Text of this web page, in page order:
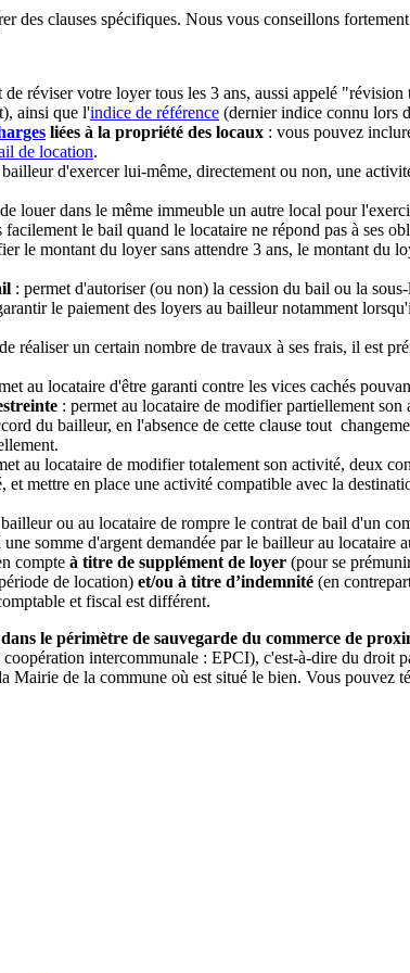
des clauses spécifiques. Nous vous conseillons
de réviser votre loyer tous les 3 ans, aussi appelé
ainsi que l'indice de référence (dernier indice connu lors
liées à la propriété des locaux : vous pouvez
de location.
d'exercer lui-même, directement ou non, une
louer dans le même immeuble un autre local pour
facilement le bail quand le locataire ne répond pas à ses
le montant du loyer sans attendre 3 ans, le montant du
: permet d'autoriser (ou non) la cession du bail ou la
le paiement des loyers au bailleur notamment
réaliser un certain nombre de travaux à ses frais, il est
au locataire d'être garanti contre les vices cachés
: permet au locataire de modifier partiellement
du bailleur, en l'absence de cette clause tout
au locataire de modifier totalement son activité, deux
et mettre en place une activité compatible avec la
ou au locataire de rompre le contrat de bail d'un
une somme d'argent demandée par le bailleur au
compte à titre de supplément de loyer (pour se
de location) et/ou à titre d’indemnité (en
et fiscal est différent.
le périmètre de sauvegarde du commerce de
intercommunale : EPCI), c'est-à-dire du droit
Mairie de la commune où est situé le bien. Vous pouvez